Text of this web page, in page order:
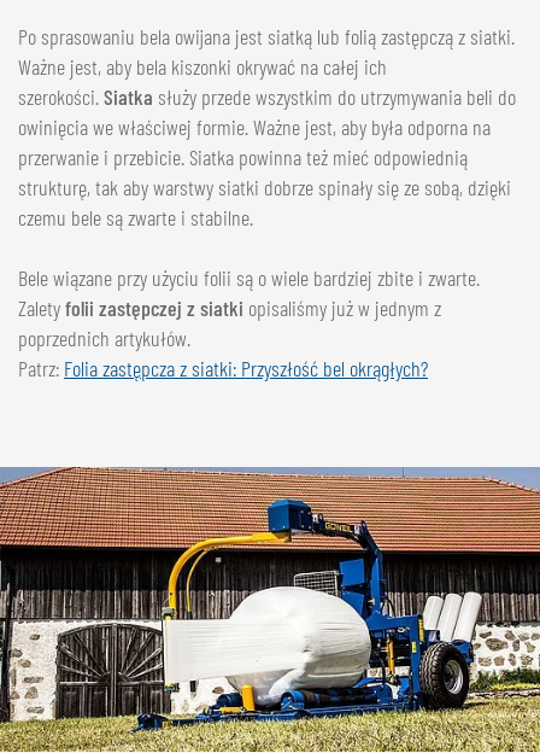
Po sprasowaniu bela owijana jest siatką lub folią zastępczą z siatki.
Ważne jest, aby bela kiszonki okrywać na całej ich
szerokości.Siatka służy przede wszystkim do utrzymywania beli do
owinięcia we właściwej formie. Ważne jest, aby była odporna na
przerwanie i przebicie. Siatka powinna też mieć odpowiednią
strukturę, tak aby warstwy siatki dobrze spinały się ze sobą, dzięki
czemu bele są zwarte i stabilne.
Bele wiązane przy użyciu folii są o wiele bardziej zbite i zwarte.
Zaletyfolii zastępczej z siatki opisaliśmy już w jednym z
poprzednich artykułów.
Patrz: Folia zastępcza z siatki: Przyszłość bel okrągłych?